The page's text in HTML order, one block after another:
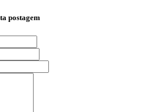
postagem